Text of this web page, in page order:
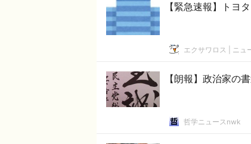
【緊急速報】トヨ
エクサワロス | ニュ
【朗報】政治家の
哲学ニュースnwk